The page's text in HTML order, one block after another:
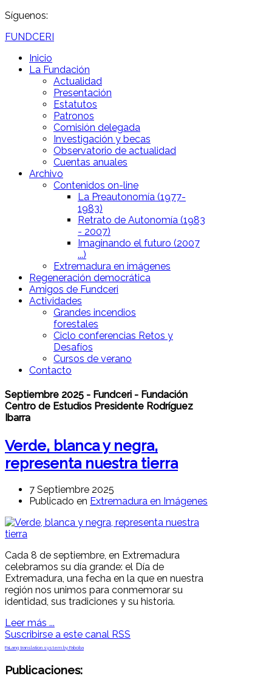
Síguenos:
FUNDCERI
Inicio
La Fundación
Actualidad
Presentación
Estatutos
Patronos
Comisión delegada
Investigación y becas
Observatorio de actualidad
Cuentas anuales
Archivo
Contenidos on-line
La Preautonomía (1977-
1983)
Retrato de Autonomía (1983
- 2007)
Imaginando el futuro (2007
...)
Extremadura en imágenes
Regeneración democrática
Amigos de Fundceri
Actividades
Grandes incendios
forestales
Ciclo conferencias Retos y
Desafíos
Cursos de verano
Contacto
Septiembre 2025 - Fundceri - Fundación
Centro de Estudios Presidente Rodríguez
Ibarra
Verde, blanca y negra,
representa nuestra tierra
7 Septiembre 2025
Publicado en Extremadura en Imágenes
Cada 8 de septiembre, en Extremadura
celebramos su día grande: el Día de
Extremadura, una fecha en la que en nuestra
región nos unimos para conmemorar su
identidad, sus tradiciones y su historia.
Leer más ...
Suscribirse a este canal RSS
FaLang translation system by Faboba
Publicaciones: